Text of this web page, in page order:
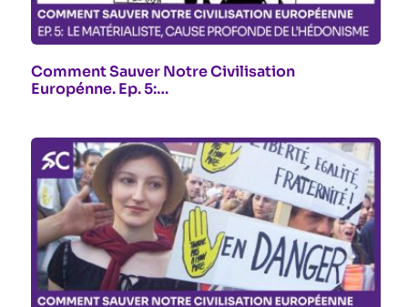
Comment Sauver Notre Civilisation
Europénne. Ep. 5:…